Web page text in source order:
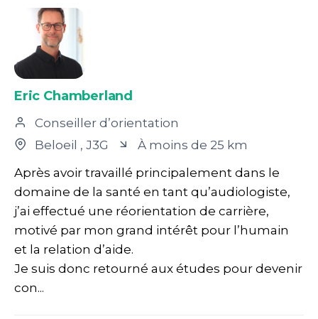
Eric Chamberland
Conseiller d’orientation
Beloeil , J3G
À moins de 25 km
Après avoir travaillé principalement dans le
domaine de la santé en tant qu’audiologiste,
j’ai effectué une réorientation de carrière,
motivé par mon grand intérêt pour l’humain
et la relation d’aide.
Je suis donc retourné aux études pour devenir
con...